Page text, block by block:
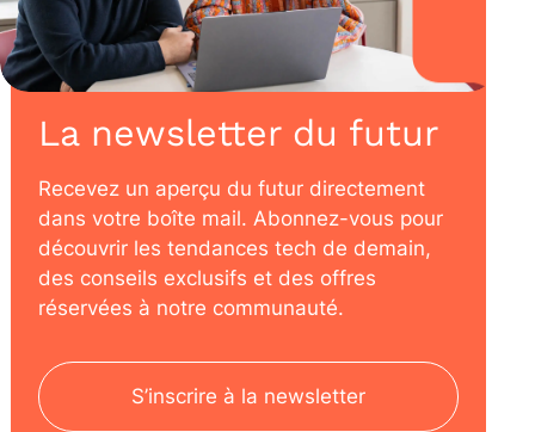
La newsletter du futur
Recevez un aperçu du futur directement
dans votre boîte mail. Abonnez-vous pour
découvrir les tendances tech de demain,
des conseils exclusifs et des offres
réservées à notre communauté.
S’inscrire à la newsletter